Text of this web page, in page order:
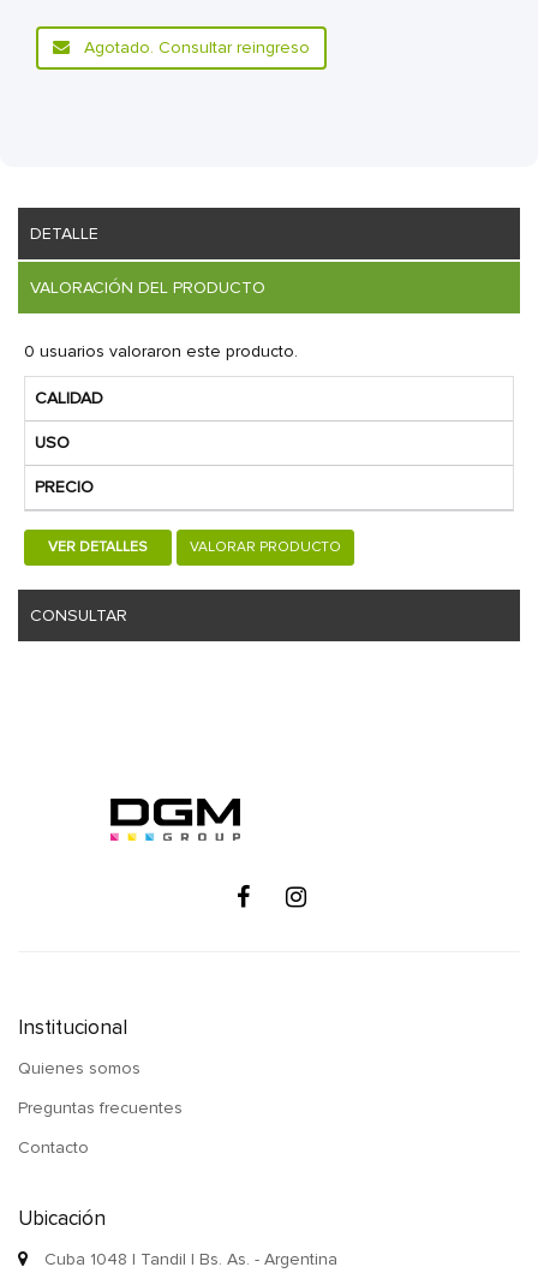
Agotado. Consultar reingreso
DETALLE
VALORACIÓN DEL PRODUCTO
0 usuarios valoraron este producto.
CALIDAD
USO
PRECIO
VER DETALLES VALORAR PRODUCTO
CONSULTAR
Institucional
Quienes somos
Preguntas frecuentes
Contacto
Ubicación
Cuba 1048 | Tandil | Bs. As. - Argentina